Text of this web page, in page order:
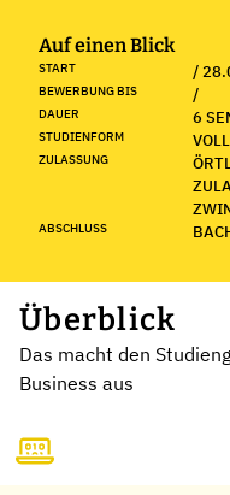
Auf einen Blick
START /
BEWERBUNG BIS /
DAUER 6
STUDIENFORM
ZULASSUNG
ABSCHLUSS
Überblick
Das macht den
Business aus